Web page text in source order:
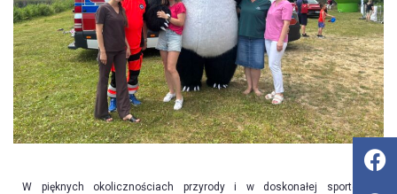
W pięknych okolicznościach przyrody i w doskonałej sportowej